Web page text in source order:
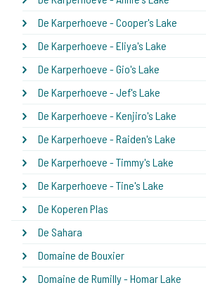
De Karperhoeve - Cooper's Lake
De Karperhoeve - Eliya's Lake
De Karperhoeve - Gio's Lake
De Karperhoeve - Jef's Lake
De Karperhoeve - Kenjiro's Lake
De Karperhoeve - Raiden's Lake
De Karperhoeve - Timmy's Lake
De Karperhoeve - Tine's Lake
De Koperen Plas
De Sahara
Domaine de Bouxier
Domaine de Rumilly - Homar Lake